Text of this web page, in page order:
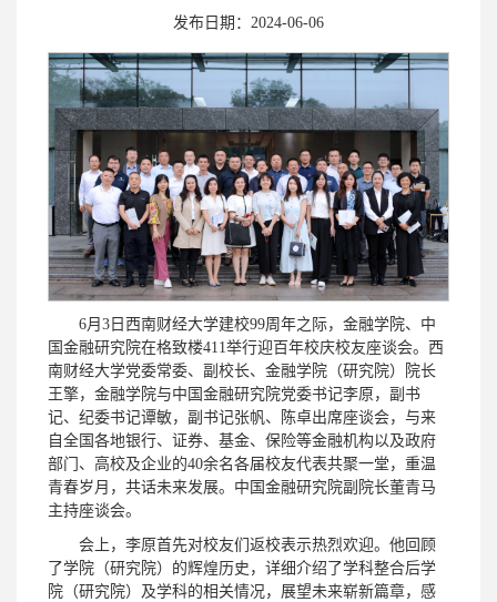
发布日期：2024-06-06
6月3日西南财经大学建校99周年之际，金融学院、中
国金融研究院在格致楼411举行迎百年校庆校友座谈会。西
南财经大学党委常委、副校长、金融学院（研究院）院长
王擎，金融学院与中国金融研究院党委书记李原，副书
记、纪委书记谭敏，副书记张帆、陈卓出席座谈会，与来
自全国各地银行、证券、基金、保险等金融机构以及政府
部门、高校及企业的40余名各届校友代表共聚一堂，重温
青春岁月，共话未来发展。中国金融研究院副院长董青马
主持座谈会。
会上，李原首先对校友们返校表示热烈欢迎。他回顾
了学院（研究院）的辉煌历史，详细介绍了学科整合后学
院（研究院）及学科的相关情况，展望未来崭新篇章，感